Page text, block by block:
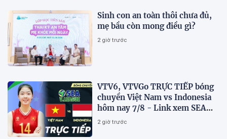
Sinh con an toàn thôi chưa đủ,
mẹ bầu còn mong điều gì?
2 giờ trước
VTV6, VTVGo TRỰC TIẾP bóng
chuyền Việt Nam vs Indonesia
hôm nay 7/8 - Link xem SEA
V.Cup 2026 mới nhất
2 giờ trước